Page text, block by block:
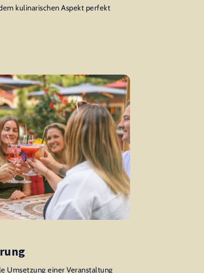
kulinarischen Aspekt perfekt
Umsetzung einer Veranstaltung